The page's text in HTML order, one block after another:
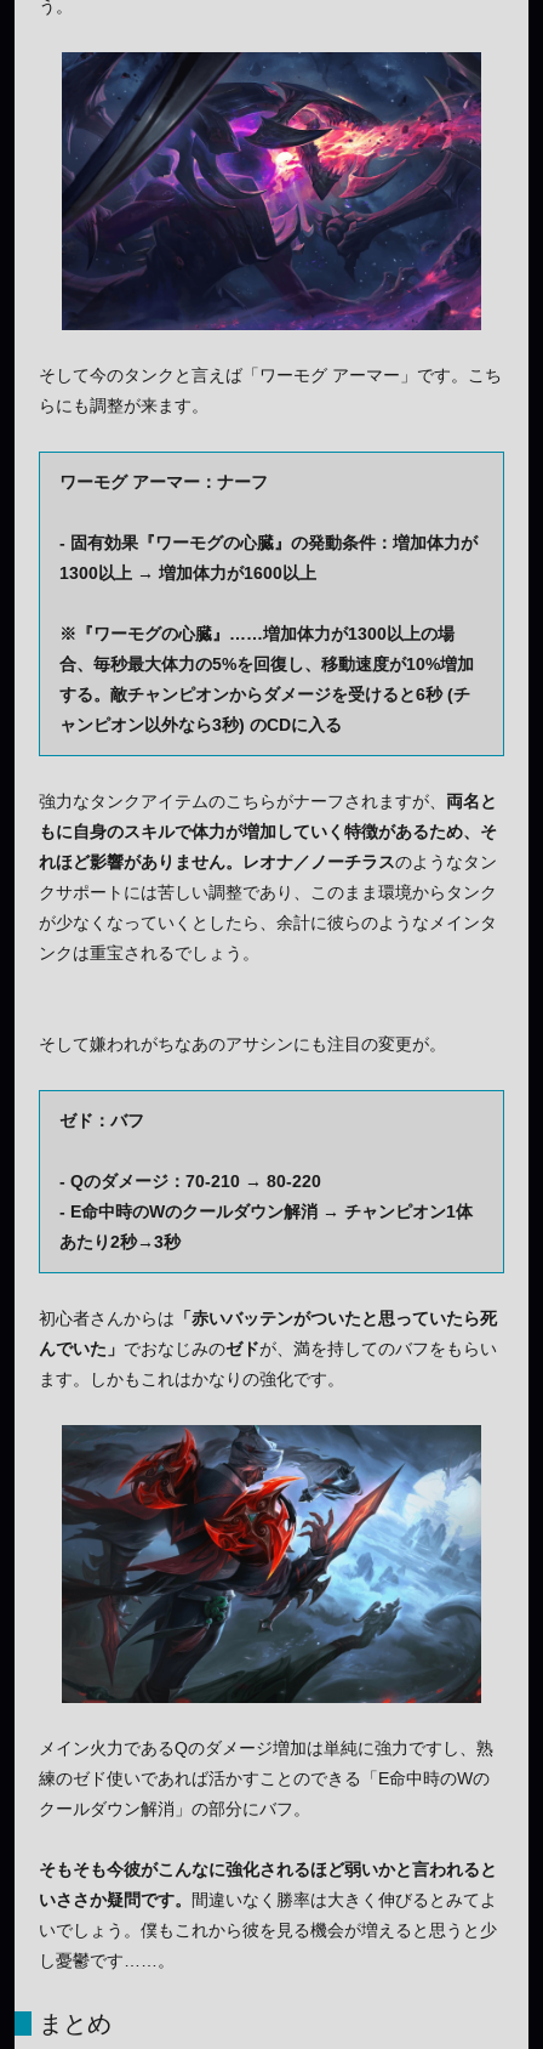
う。
そして今のタンクと言えば「ワーモグ アーマー」です。こち
らにも調整が来ます。
ワーモグ アーマー：ナーフ
- 固有効果『ワーモグの心臓』の発動条件：増加体力が
1300以上 → 増加体力が1600以上
※『ワーモグの心臓』……増加体力が1300以上の場
合、毎秒最大体力の5%を回復し、移動速度が10%増加
する。敵チャンピオンからダメージを受けると6秒 (チ
ャンピオン以外なら3秒) のCDに入る
強力なタンクアイテムのこちらがナーフされますが、 両名と
もに自身のスキルで体力が増加していく特徴があるため、そ
れほど影響がありません。レオナ／ノーチラスのようなタン
クサポートには苦しい調整であり、このまま環境からタンク
が少なくなっていくとしたら、余計に彼らのようなメインタ
ンクは重宝されるでしょう。
そして嫌われがちなあのアサシンにも注目の変更が。
ゼド：バフ
- Qのダメージ：70-210 → 80-220
- E命中時のWのクールダウン解消 → チャンピオン1体
あたり2秒→3秒
初心者さんからは 「赤いバッテンがついたと思っていたら死
んでいた」 でおなじみのゼドが、満を持してのバフをもらい
ます。しかもこれはかなりの強化です。
メイン火力であるQのダメージ増加は単純に強力ですし、熟
練のゼド使いであれば活かすことのできる「E命中時のWの
クールダウン解消」の部分にバフ。
そもそも今彼がこんなに強化されるほど弱いかと言われると
いささか疑問です。
間違いなく勝率は大きく伸びるとみてよ
いでしょう。僕もこれから彼を見る機会が増えると思うと少
し憂鬱です……。
まとめ